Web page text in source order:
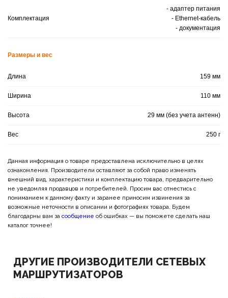
Комплектация
- адаптер питания
- Ethernet-кабель
- документация
Размеры и вес
Длина 159 мм
Ширина 110 мм
Высота 29 мм (без учета антенн)
Вес 250 г
Данная информация о товаре предоставлена исключительно в целях
ознакомления. Производители оставляют за собой право изменять
внешний вид, характеристики и комплектацию товара, предварительно
не уведомляя продавцов и потребителей. Просим вас отнестись с
пониманием к данному факту и заранее приносим извинения за
возможные неточности в описании и фотографиях товара. Будем
благодарны вам за сообщение об ошибках — вы поможете сделать наш
каталог точнее!
ДРУГИЕ ПРОИЗВОДИТЕЛИ СЕТЕВЫХ
МАРШРУТИЗАТОРОВ